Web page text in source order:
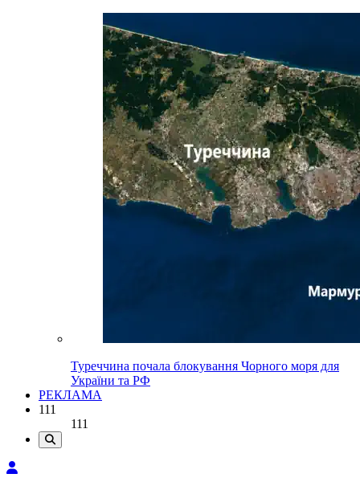
Туреччина почала блокування Чорного моря для
України та РФ
РЕКЛАМА
111
111